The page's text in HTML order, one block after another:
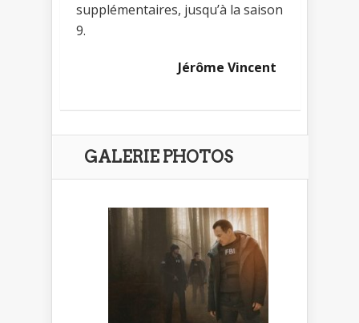
supplémentaires, jusqu’à la saison
9.
Jérôme Vincent
GALERIE PHOTOS